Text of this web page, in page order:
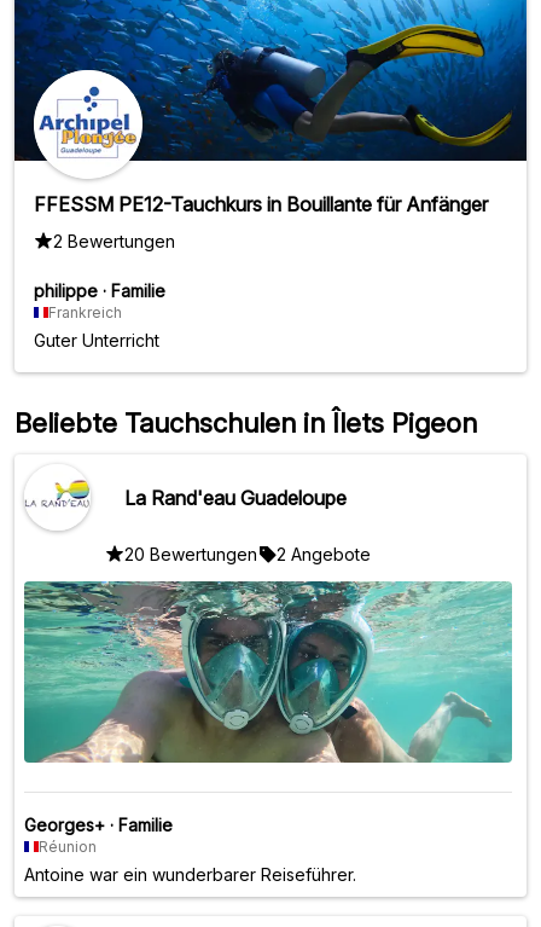
FFESSM PE12-Tauchkurs in Bouillante für Anfänger
2 Bewertungen
philippe · Familie
Frankreich
Guter Unterricht
Beliebte Tauchschulen in Îlets Pigeon
La Rand'eau Guadeloupe
20 Bewertungen 2 Angebote
Georges+ · Familie
Réunion
Antoine war ein wunderbarer Reiseführer.